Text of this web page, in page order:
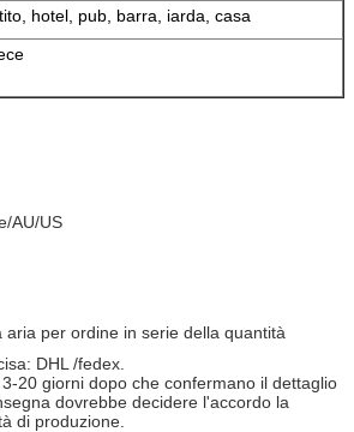
hotel, pub, barra, iarda, casa
AU/US
aria per ordine in serie della quantità
DHL /fedex.
20 giorni dopo che confermano il dettaglio
dovrebbe decidere l'accordo la
di produzione.